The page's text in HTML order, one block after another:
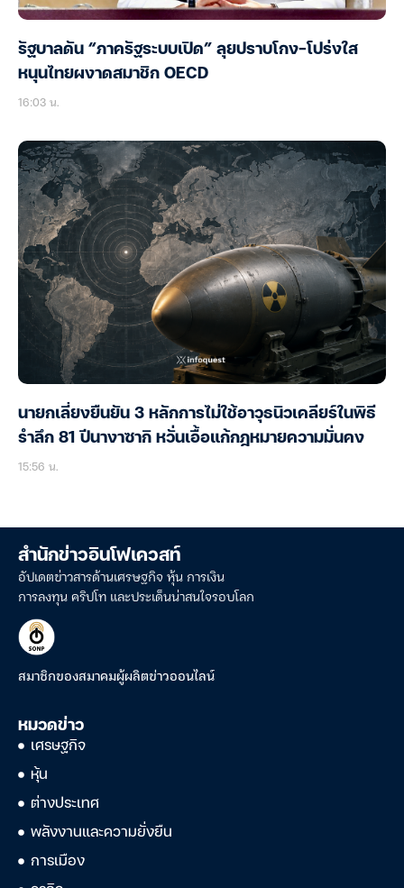
รัฐบาลดัน “ภาครัฐระบบเปิด” ลุยปราบโกง-โปร่งใส
หนุนไทยผงาดสมาชิก OECD
16:03 น.
นายกเลี่ยงยืนยัน 3 หลักการไม่ใช้อาวุธนิวเคลียร์ในพิธี
รำลึก 81 ปีนางาซากิ หวั่นเอื้อแก้กฎหมายความมั่นคง
15:56 น.
สำนักข่าวอินโฟเควสท์
อัปเดตข่าวสารด้านเศรษฐกิจ หุ้น การเงิน
การลงทุน คริปโท และประเด็นน่าสนใจรอบโลก
สมาชิกของสมาคมผู้ผลิตข่าวออนไลน์
หมวดข่าว
เศรษฐกิจ
หุ้น
ต่างประเทศ
พลังงานและความยั่งยืน
การเมือง